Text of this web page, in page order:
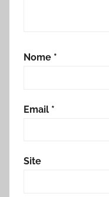
Nome *
Email *
Site